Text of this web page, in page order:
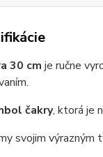
30 cm je ručne
čakry, ktorá je
svojim